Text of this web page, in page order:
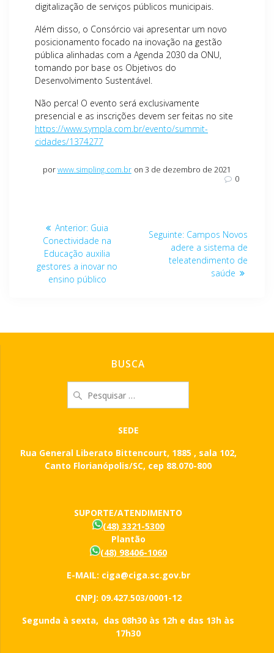
digitalização de serviços públicos municipais.
Além disso, o Consórcio vai apresentar um novo
posicionamento focado na inovação na gestão
pública alinhadas com a Agenda 2030 da ONU,
tomando por base os Objetivos do
Desenvolvimento Sustentável.
Não perca! O evento será exclusivamente
presencial e as inscrições devem ser feitas no site
https://www.sympla.com.br/evento/summit-
cidades/1374277
porwww.simpling.com.br on 3 de dezembro de 2021
0
Navegação
Post
Anterior: Post
anterior:
Guia
Conectividade na
Educação auxilia
gestores a inovar no
ensino público
Seguinte: Post
seguinte:
Campos Novos
adere a sistema de
teleatendimento de
saúde
BUSCA
por:
SEDE
Rua General Liberato Bittencourt, 1885 , sala 102,
Canto Florianópolis/SC, cep 88.070-800
SUPORTE/ATENDIMENTO
(48) 3321-5300
Plantão
(48) 98406-1060
E-MAIL: ciga@ciga.sc.gov.br
CNPJ: 09.427.503/0001-12
Segunda à sexta, das 08h30 às 12h e das 13h às
17h30